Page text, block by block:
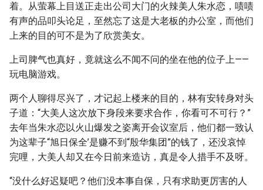
着。从萤幕上目送正走出公司大门的火辣美人朱水恋，啧啧
有声的品叩头论足，至然忘了这是大老板的办公室，而他们
上来的目的可不是为了欣赏美女。
上司脾气也真好，竟就这么不闻不问的坐在他的位子上——
玩电脑游戏。
两个人聊得尽兴了，才记起上楼来的目的，林有安转身对头
子道：“大美人这次放下身段来要求合作，你看可不可行？”
去年当朱水恋以火山爆发之姿离开会议室后，他们都一致认
为这辈子“旭日保全’是赚不到“殷华集团”的钱了，还没哀悼
完哩，大美人却又在今日前来造访，真是令人措手不及呀。
“没什么好迟疑吧？他们没本事自保，只有求助更厉害的人